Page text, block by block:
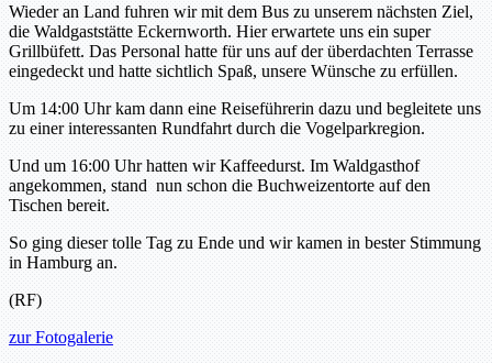
Wieder an Land fuhren wir mit dem Bus zu unserem nächsten Ziel,
die Waldgaststätte Eckernworth. Hier erwartete uns ein super
Grillbüfett. Das Personal hatte für uns auf der überdachten Terrasse
eingedeckt und hatte sichtlich Spaß, unsere Wünsche zu erfüllen.
Um 14:00 Uhr kam dann eine Reiseführerin dazu und begleitete uns
zu einer interessanten Rundfahrt durch die Vogelparkregion.
Und um 16:00 Uhr hatten wir Kaffeedurst. Im Waldgasthof
angekommen, stand nun schon die Buchweizentorte auf den
Tischen bereit.
So ging dieser tolle Tag zu Ende und wir kamen in bester Stimmung
in Hamburg an.
(RF)
zur Fotogalerie